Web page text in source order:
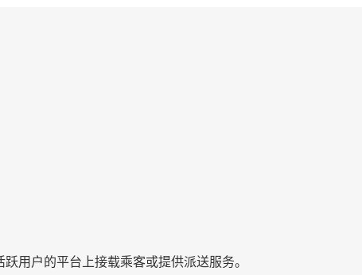
用户的平台上接载乘客或提供派送服务。